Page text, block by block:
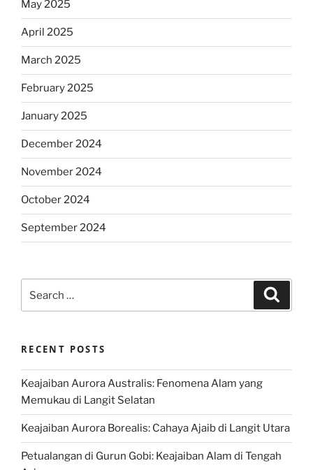
May 2025
April 2025
March 2025
February 2025
January 2025
December 2024
November 2024
October 2024
September 2024
for:
RECENT POSTS
Keajaiban Aurora Australis: Fenomena Alam yang
Memukau di Langit Selatan
Keajaiban Aurora Borealis: Cahaya Ajaib di Langit Utara
Petualangan di Gurun Gobi: Keajaiban Alam di Tengah